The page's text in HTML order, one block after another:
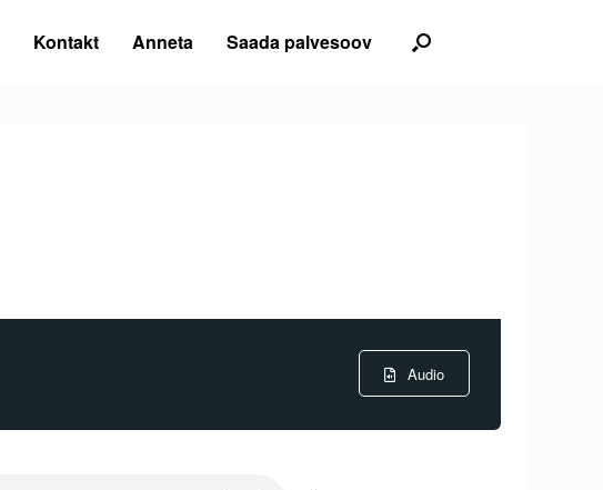
Kontakt Anneta Saada palvesoov
Audio